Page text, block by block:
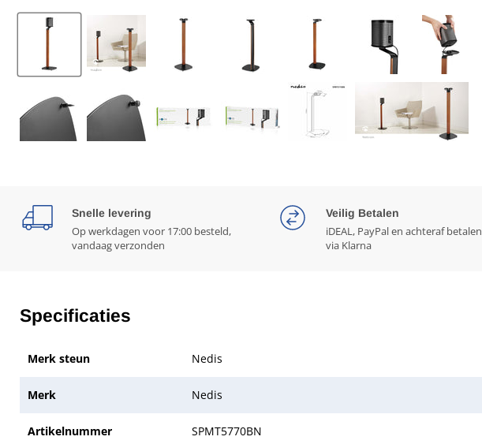
Snelle levering
Op werkdagen voor 17:00 besteld,
vandaag verzonden
Veilig Betalen
iDEAL, PayPal en achteraf betalen
via Klarna
Specificaties
Merk steun Nedis
Merk Nedis
Artikelnummer SPMT5770BN